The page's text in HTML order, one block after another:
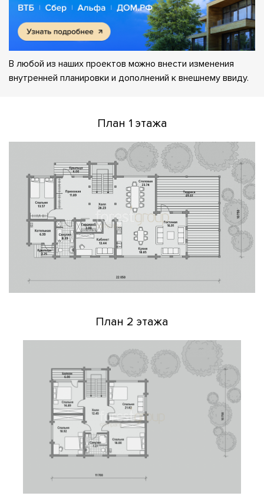
В любой из наших проектов можно внести изменения
внутренней планировки и дополнений к внешнему ввиду.
План 1 этажа
План 2 этажа